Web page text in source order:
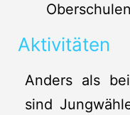
Oberschulen
Aktivitäten
Anders als
sind